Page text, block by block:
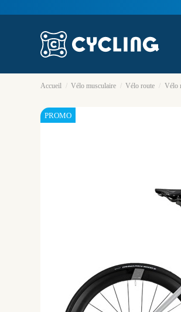
Accueil Vélo musculaire Vélo route Vélo